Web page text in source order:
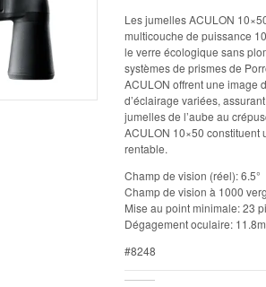
Les jumelles ACULON
multicouche de puissance
le verre écologique sans
systèmes de prismes de
ACULON offrent une image
d’éclairage variées,
jumelles de l’aube au
ACULON 10×50 constituent
rentable.
Champ de vision (réel): 6.5°
Champ de vision à 1000
Mise au point minimale: 23
Dégagement oculaire:
#8248